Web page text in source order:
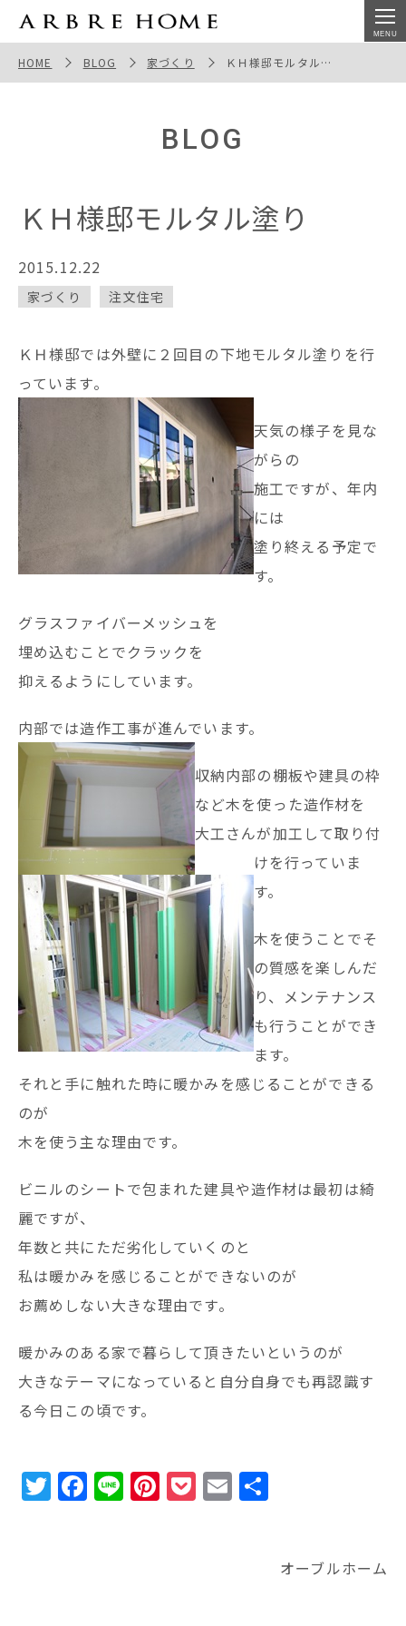
ＫＨ様邸モルタル塗り
HOME BLOG 家づくり ＫＨ様邸モルタル塗り
BLOG
ＫＨ様邸モルタル塗り
2015.12.22
家づくり 注文住宅
ＫＨ様邸では外壁に２回目の下地モルタル塗りを行
っています。
天気の様子を見な
がらの
施工ですが、年内
には
塗り終える予定で
す。
グラスファイバーメッシュを
埋め込むことでクラックを
抑えるようにしています。
内部では造作工事が進んでいます。
収納内部の棚板や建具の枠
など木を使った造作材を
大工さんが加工して取り付
けを行っていま
す。
木を使うことでそ
の質感を楽しんだ
り、メンテナンス
も行うことができ
ます。
それと手に触れた時に暖かみを感じることができる
のが
木を使う主な理由です。
ビニルのシートで包まれた建具や造作材は最初は綺
麗ですが、
年数と共にただ劣化していくのと
私は暖かみを感じることができないのが
お薦めしない大きな理由です。
暖かみのある家で暮らして頂きたいというのが
大きなテーマになっていると自分自身でも再認識す
る今日この頃です。
T
w
F
a
Li
n
Pi
n
P
o
E
m
オーブルホーム